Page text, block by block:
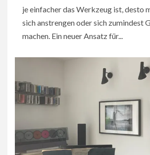
je einfacher das Werkzeug ist, desto
sich anstrengen oder sich zumindest
machen. Ein neuer Ansatz für...